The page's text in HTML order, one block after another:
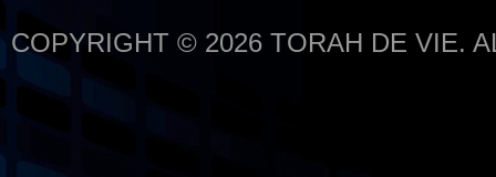
COPYRIGHT © 2026 TORAH DE VIE.